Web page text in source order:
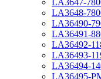
LA3647-
LA3648-
LA36490-
LA36491-
LA36492-
LA36493-
LA36494-
LA36495-